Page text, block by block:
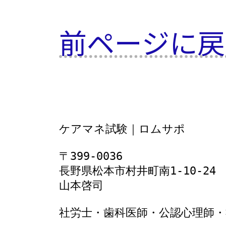
前ページに
ケアマネ試験｜ロムサポ
〒399-0036
長野県松本市村井町南1‐10‐24
山本啓司
社労士・歯科医師・公認心理師